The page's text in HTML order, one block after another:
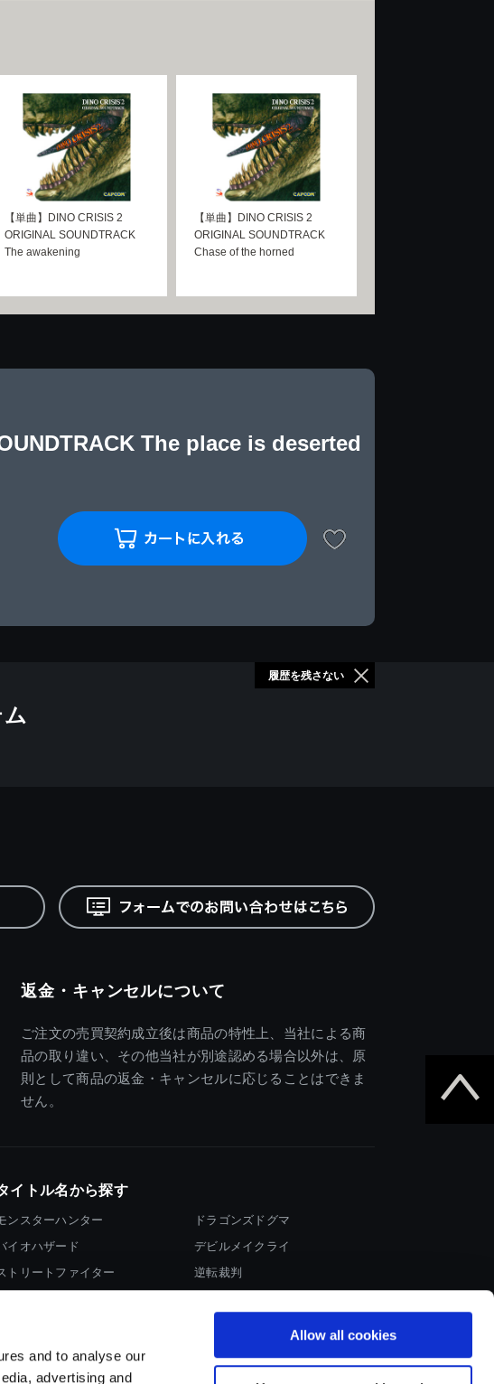
and to analyse our
advertising and
Allow all cookies
【単曲】DINO CRISIS 2
ORIGINAL SOUNDTRACK
The awakening
【単曲】DINO CRISIS 2
ORIGINAL SOUNDTRACK
Chase of the horned
The place is deserted
履歴を残さない
返金・キャンセルについて
ご注文の売買契約成立後は商品の特性上、当社による商
品の取り違い、その他当社が別途認める場合以外は、原
則として商品の返金・キャンセルに応じることはできま
せん。
イトル名から探す
ンスターハンター
イオハザード
トリートファイター
ドラゴンズドグマ
デビルメイクライ
逆転裁判